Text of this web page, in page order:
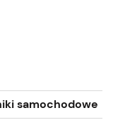
samochodowe